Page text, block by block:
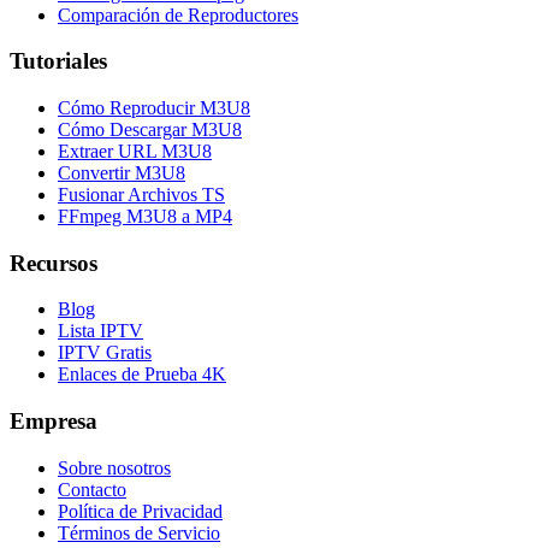
Comparación de Reproductores
Tutoriales
Cómo Reproducir M3U8
Cómo Descargar M3U8
Extraer URL M3U8
Convertir M3U8
Fusionar Archivos TS
FFmpeg M3U8 a MP4
Recursos
Blog
Lista IPTV
IPTV Gratis
Enlaces de Prueba 4K
Empresa
Sobre nosotros
Contacto
Política de Privacidad
Términos de Servicio